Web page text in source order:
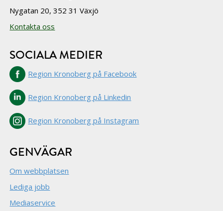
Nygatan 20, 352 31 Växjö
Kontakta oss
SOCIALA MEDIER
Region Kronoberg på Facebook
Region Kronoberg på Linkedin
Region Kronoberg på Instagram
GENVÄGAR
Om webbplatsen
Lediga jobb
Mediaservice